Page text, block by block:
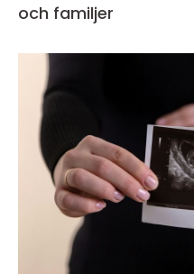
och familjer